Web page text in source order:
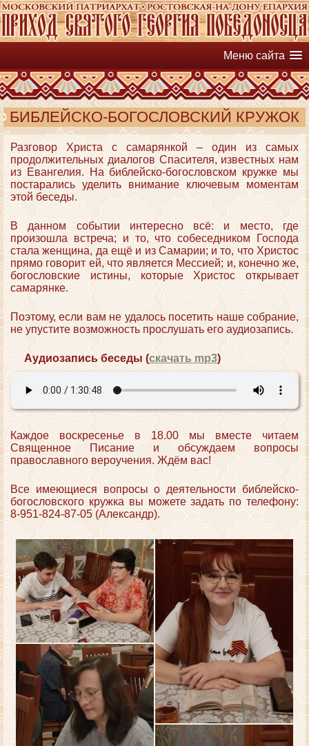
Меню сайта
БИБЛЕЙСКО-БОГОСЛОВСКИЙ КРУЖОК
Разговор Христа с самарянкой – один из самых
продолжительных диалогов Спасителя, известных нам
из Евангелия. На библейско-богословском кружке мы
постарались уделить внимание ключевым моментам
этой беседы.
В данном событии интересно всё: и место, где
произошла встреча; и то, что собеседником Господа
стала женщина, да ещё и из Самарии; и то, что Христос
прямо говорит ей, что является Мессией; и, конечно же,
богословские истины, которые Христос открывает
самарянке.
Поэтому, если вам не удалось посетить наше собрание,
не упустите возможность прослушать его аудиозапись.
Аудиозапись беседы (скачать mp3)
Каждое воскресенье в 18.00 мы вместе читаем
Священное Писание и обсуждаем вопросы
православного вероучения. Ждём вас!
Все имеющиеся вопросы о деятельности библейско-
богословского кружка вы можете задать по телефону:
8-951-824-87-05 (Александр).